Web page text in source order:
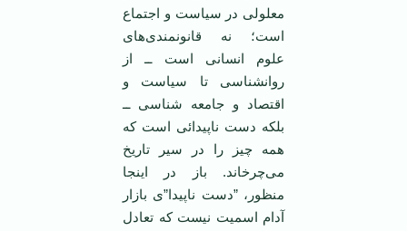
معلولی در سیاست و اجتماع
است؛ نه ‏قانونمندی‌های
علوم انسانی است ــ از
روانشناسی تا سیاست و
اقتصاد و جامعه شناسی ــ
بلكه دست ناپیدائی ‏است كه
همه چیز را در سیر تاریخ
می‌چرخاند. باز در اینجا
منظور، ”دست ناپیدا”ی بازار
آدام اسمیت ‏نیست كه تعادل